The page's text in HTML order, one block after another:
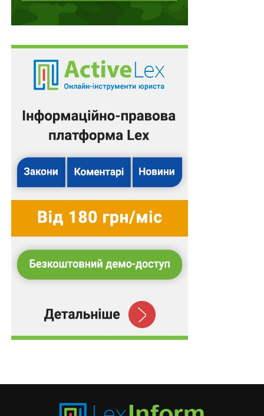
боржника, і не з’ясував його сімейного стану та не
встановив, чи придбана квартира в період шлюбу.
Ураховуючи, що квартира є спільною сумісною
власністю як така, що придбана у період шлюбу,
відчуження належної позивачці частки у квартирі на
електронних торгах без її згоди є порушенням прав
квартиру було зареєстровано лише на чоловіка, проте
факт реєстрації спільного нерухомого майна на ім’я
одного з подружжя не означає, що воно належить
лише цій особі.
Підготував Леонід Лазебний
Повний текст рішення
Схожі статті:
Бета-тест розірвання шлюбу в Дії
Не підлягає поверненню під митний контроль
примусово відчужене майно для його
спосіб незаконного перетину кордону не
означає…